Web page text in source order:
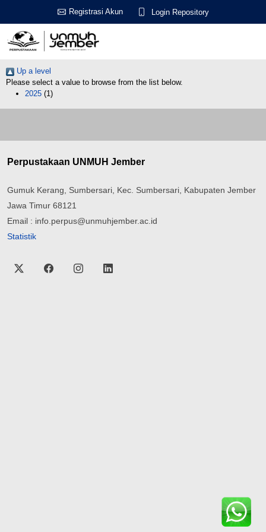
Registrasi Akun Login Repository
Up a level
Please select a value to browse from the list below.
2025 (1)
Perpustakaan UNMUH Jember
Gumuk Kerang, Sumbersari, Kec. Sumbersari, Kabupaten Jember
Jawa Timur 68121
Email : info.perpus@unmuhjember.ac.id
Statistik